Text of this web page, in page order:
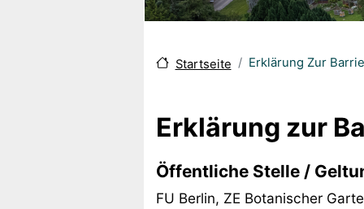
Startseite Erklärung Zur
Erklärung zur
Body
Öffentliche Stelle /
FU Berlin, ZE Botanischer